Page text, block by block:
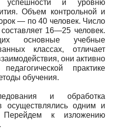
успешности и уровню
Объем контрольной и
— по 40 человек. Число
16—25 человек.
основные учебные
классах, отличает
они активно
практике
обучения.
и обработка
осуществлялись одним и
к изложению